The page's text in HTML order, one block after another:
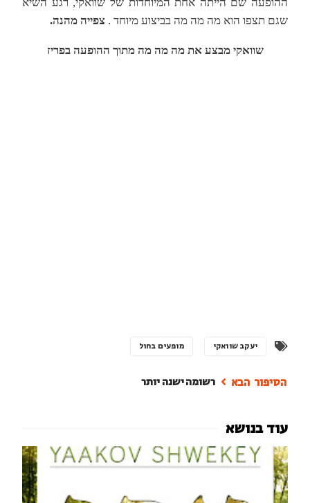
שגם תצפו הוא מה מה מה בביצוע מיוחד . צפייה מהנה.
שוואקי מבצע את מה מה מה מתוך ההופעה בפריז
יעקב שוואקי מופעים בחול
רשומה ישנה יותר